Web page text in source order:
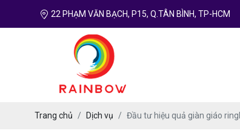
22 PHẠM VĂN BẠCH, P15, Q.TÂN BÌNH, TP-HCM
Trang chủ Dịch vụ Đầu tư hiệu quả giàn giáo